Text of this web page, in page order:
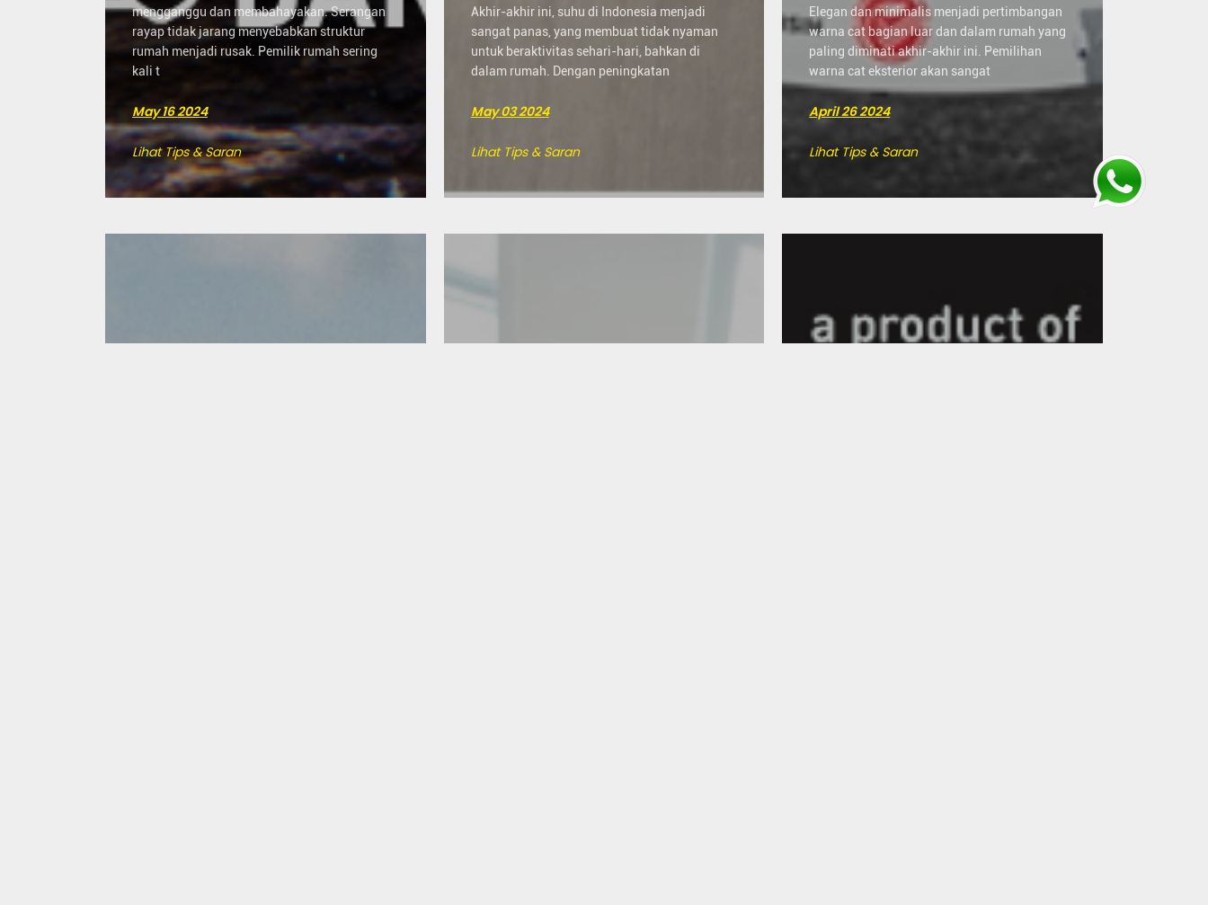
mengganggu dan membahayakan. Serangan
rayap tidak jarang menyebabkan struktur
rumah menjadi rusak. Pemilik rumah sering
kali t
May 16 2024
Lihat Tips & Saran
Akhir-akhir ini, suhu di Indonesia menjadi
sangat panas, yang membuat tidak nyaman
untuk beraktivitas sehari-hari, bahkan di
dalam rumah. Dengan peningkatan
May 03 2024
Lihat Tips & Saran
Elegan dan minimalis menjadi pertimbangan
warna cat bagian luar dan dalam rumah yang
paling diminati akhir-akhir ini. Pemilihan
warna cat eksterior akan sangat
April 26 2024
Lihat Tips & Saran